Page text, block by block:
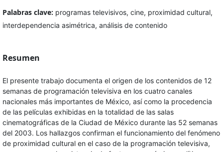
Palabras clave: programas televisivos, cine, proximidad cultural,
interdependencia asimétrica, análisis de contenido
Resumen
El presente trabajo documenta el origen de los contenidos de 12
semanas de programación televisiva en los cuatro canales
nacionales más importantes de México, así como la procedencia
de las películas exhibidas en la totalidad de las salas
cinematográficas de la Ciudad de México durante las 52 semanas
del 2003. Los hallazgos confirman el funcionamiento del fenómeno
de proximidad cultural en el caso de la programación televisiva,